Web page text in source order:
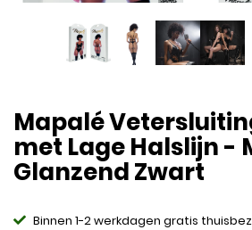
Mapalé
met Lage Halslijn -
Glanzend Zwart
Binnen 1-2 werkdagen gratis